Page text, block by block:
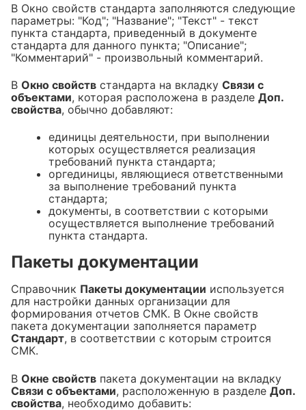
В Окно свойств стандарта заполняются следующие
параметры: "Код"; "Название"; "Текст" - текст
пункта стандарта, приведенный в документе
стандарта для данного пункта; "Описание";
"Комментарий" - произвольный комментарий.
В Окно свойств стандарта на вкладку Связи с
объектами, которая расположена в разделе Доп.
свойства, обычно добавляют:
единицы деятельности, при выполнении
которых осуществляется реализация
требований пункта стандарта;
оргединицы, являющиеся ответственными
за выполнение требований пункта
стандарта;
документы, в соответствии с которыми
осуществляется выполнение требований
пункта стандарта.
Пакеты документации
Справочник Пакеты документации используется
для настройки данных организации для
формирования отчетов СМК. В Окне свойств
пакета документации заполняется параметр
Стандарт, в соответствии с которым строится
СМК.
В Окне свойств пакета документации на вкладку
Связи с объектами, расположенную в разделе Доп.
свойства, необходимо добавить: